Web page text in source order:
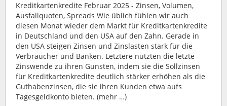
Kreditkartenkredite Februar 2025 - Zinsen, Volumen,
Ausfallquoten, Spreads Wie üblich fühlen wir auch
diesen Monat wieder dem Markt für Kreditkartenkredite
in Deutschland und den USA auf den Zahn. Gerade in
den USA steigen Zinsen und Zinslasten stark für die
Verbraucher und Banken. Letztere nutzten die letzte
Zinswende zu ihren Gunsten, indem sie die Sollzinsen
für Kreditkartenkredite deutlich stärker erhöhen als die
Guthabenzinsen, die sie ihren Kunden etwa aufs
Tagesgeldkonto bieten. (mehr …)